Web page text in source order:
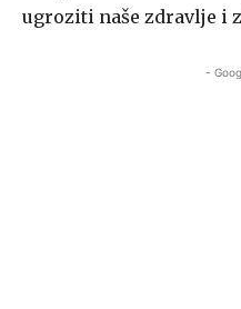
ugroziti naše zdravlje i
-